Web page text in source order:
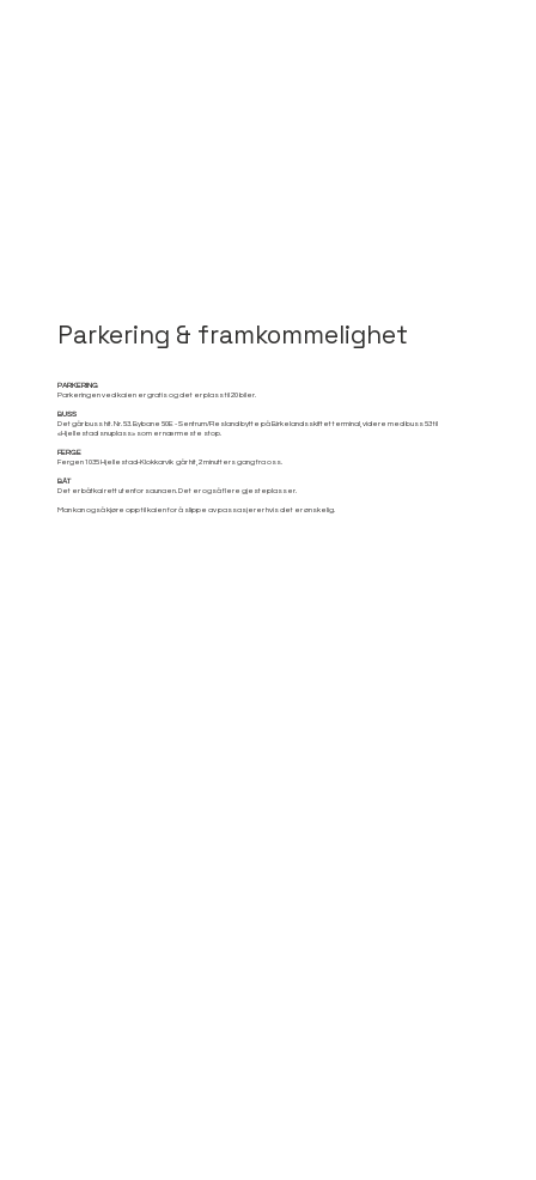
PARKERING
Parkeringen ved kaien er gratis og det er plass til 20 biler.
BUSS
Det går buss hit. Nr. 53. Bybane 50E - Sentrum/Flesland bytte på Birkelandsskiftet terminal, videre med buss 53 til
«Hjellestad snuplass» som er nærmeste stop.
FERGE
Fergen 1035 Hjellestad-Klokkarvik går hit, 2 minutters gang fra oss. ​
BÅT
Det er båtkai rett utenfor saunaen. Det er også flere gjesteplasser.
Man kan også kjøre opp til kaien for å slippe av passasjerer hvis det er ønskelig.
Parkering & framkommelighet